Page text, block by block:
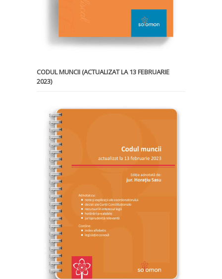
CODUL MUNCII (ACTUALIZAT LA 13 FEBRUARIE
2023)